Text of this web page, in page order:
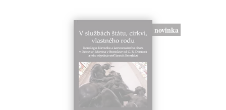
novinka